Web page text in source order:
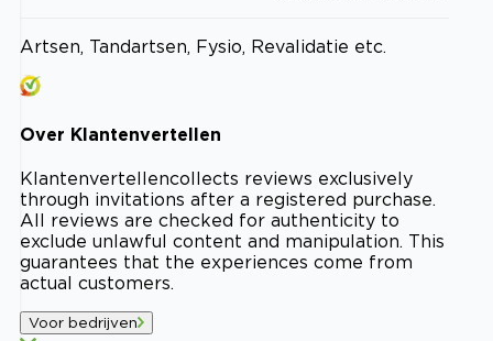
Artsen, Tandartsen, Fysio, Revalidatie etc.
Over Klantenvertellen
Klantenvertellencollects reviews exclusively
through invitations after a registered purchase.
All reviews are checked for authenticity to
exclude unlawful content and manipulation. This
guarantees that the experiences come from
actual customers.
Voor bedrijven